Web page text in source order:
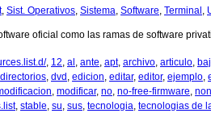
, Sist. Operativos, Sistema, Software, Terminal ,
oficial como las ramas de software
, 12, al , ante, apt, archivo, articulo,
directorios, dvd , edicion, editar, editor, ejemplo,
, modificar, no, no-free-firmware,
, stable, su, sus, tecnologia, tecnologias de